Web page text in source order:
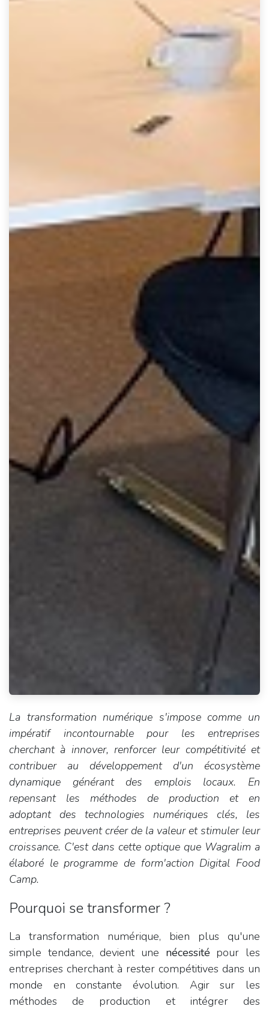
La transformation numérique s'impose comme un
impératif incontournable pour les entreprises
cherchant à innover, renforcer leur compétitivité et
contribuer au développement d'un écosystème
dynamique générant des emplois locaux. En
repensant les méthodes de production et en
adoptant des technologies numériques clés, les
entreprises peuvent créer de la valeur et stimuler leur
croissance. C'est dans cette optique que Wagralim a
élaboré le programme de form'action Digital Food
Camp.
Pourquoi se transformer ?
La transformation numérique, bien plus qu'une
simple tendance, devient une nécessité pour les
entreprises cherchant à rester compétitives dans un
monde en constante évolution. Agir sur les
méthodes de production et intégrer des